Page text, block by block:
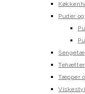
Puder
Tehætter
Tæpper